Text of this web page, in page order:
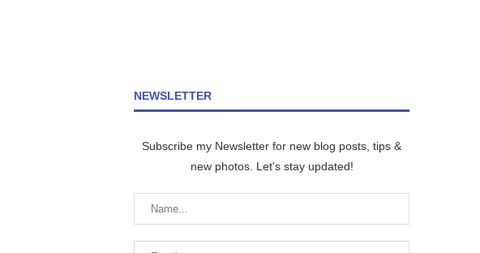
NEWSLETTER
Subscribe my Newsletter for new blog posts, tips &
new photos. Let's stay updated!